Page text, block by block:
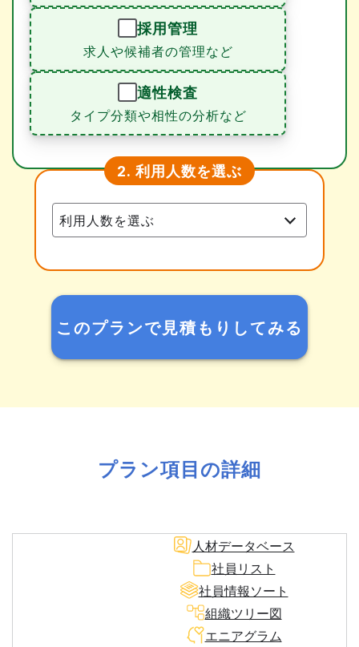
採用管理
求人や候補者の管理など
適性検査
タイプ分類や相性の分析など
2. 利用人数を選ぶ
このプランで見積もりしてみる
プラン項目の詳細
人材データベース
社員リスト
社員情報ソート
組織ツリー図
エニアグラム